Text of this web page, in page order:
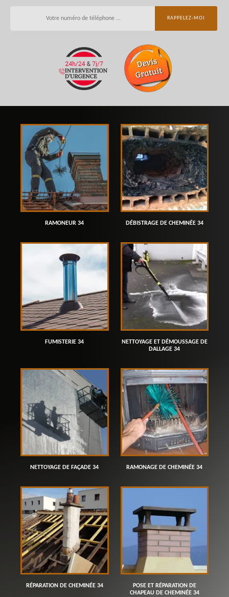
RAMONEUR 34 DÉBISTRAGE DE CHEMINÉE 34
FUMISTERIE 34
NETTOYAGE ET DÉMOUSSAGE DE
DALLAGE 34
NETTOYAGE DE FAÇADE 34 RAMONAGE DE CHEMINÉE 34
RÉPARATION DE CHEMINÉE 34
POSE ET RÉPARATION DE
CHAPEAU DE CHEMINÉE 34